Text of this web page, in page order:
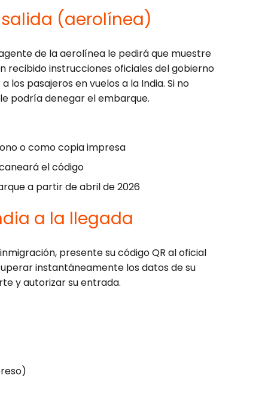
salida (aerolínea)
de la aerolínea le pedirá que muestre
recibido instrucciones oficiales del gobierno
pasajeros en vuelos a la India. Si no
podría denegar el embarque.
o como copia impresa
el código
a partir de abril de 2026
a la llegada
presente su código QR al oficial
instantáneamente los datos de su
y autorizar su entrada.